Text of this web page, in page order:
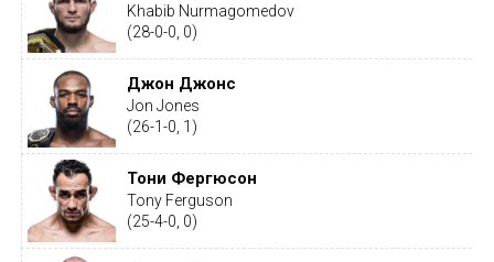
Khabib Nurmagomedov
(28-0-0, 0)
Джон Джонс
Jon Jones
(26-1-0, 1)
Тони Фергюсон
Tony Ferguson
(25-4-0, 0)